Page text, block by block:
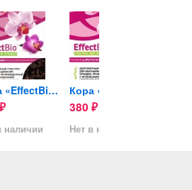
Кора «EffectBio™» Super...
₽
наличии
380 ₽
Нет в наличии